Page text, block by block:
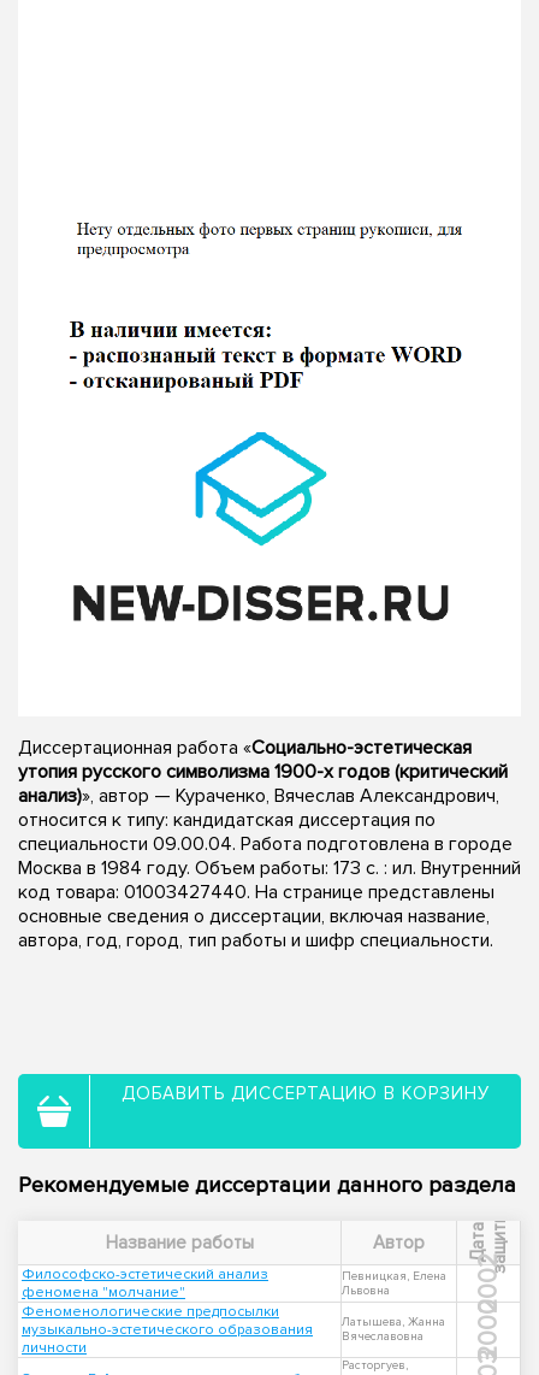
Диссертационная работа «Социально-эстетическая
утопия русского символизма 1900-х годов (критический
анализ)», автор — Кураченко, Вячеслав Александрович,
относится к типу: кандидатская диссертация по
специальности 09.00.04. Работа подготовлена в городе
Москва в 1984 году. Объем работы: 173 c. : ил. Внутренний
код товара: 01003427440. На странице представлены
основные сведения о диссертации, включая название,
автора, год, город, тип работы и шифр специальности.
ДОБАВИТЬ ДИССЕРТАЦИЮ В КОРЗИНУ
Рекомендуемые диссертации данного раздела
Название работы Автор Д
а
т
а
з
а
щ
и
ты
Философско-эстетический анализ
феномена "молчание"
Певницкая, Елена
Львовна
2002
Феноменологические предпосылки
музыкально-эстетического образования
личности
Латышева, Жанна
Вячеславовна
2000
Расторгуев,